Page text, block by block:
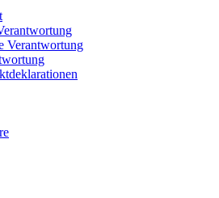
Verantwortung